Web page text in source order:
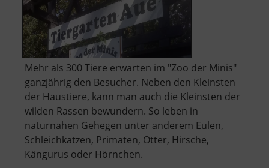
Mehr als 300 Tiere erwarten im "Zoo der Minis"
ganzjährig den Besucher. Neben den Kleinsten
der Haustiere, kann man auch die Kleinsten der
wilden Rassen bewundern. So leben in
naturnahen Gehegen unter anderem Eulen,
Schleichkatzen, Primaten, Otter, Hirsche,
Kängurus oder Hörnchen.